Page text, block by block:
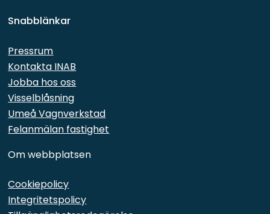
Snabblänkar
Pressrum
Kontakta INAB
Jobba hos oss
Visselblåsning
Umeå Vagnverkstad
Felanmälan fastighet
Om webbplatsen
Cookiepolicy
Integritetspolicy